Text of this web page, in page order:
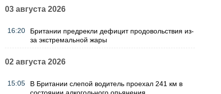
03 августа 2026
16:20
Британии предрекли дефицит продовольствия из-
за экстремальной жары
02 августа 2026
15:05
В Британии слепой водитель проехал 241 км в